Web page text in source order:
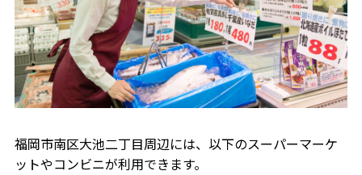
福岡市南区大池二丁目周辺には、以下のスーパーマーケ
ットやコンビニが利用できます。